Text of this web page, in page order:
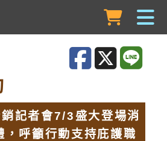
記者會7/3盛大登場消
，呼籲行動支持庇護職